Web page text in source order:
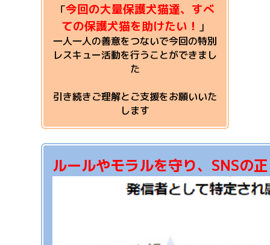
「今回の大量保護犬猫達、すべ
ての保護犬猫を助けたい！
」
一人一人の善意をつないで今回の特別
レスキュー活動を行うことができまし
た
引き続きご理解とご支援をお願いいた
します
ルールやモラルを守り、SNSの